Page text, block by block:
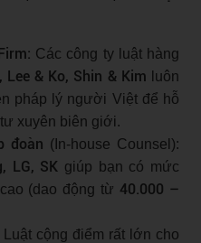
Các công ty luật hàng
Lee & Ko, Shin & Kim luôn
pháp lý người Việt để hỗ
xuyên biên giới.
đoàn (In-house Counsel):
LG, SK giúp bạn có mức
(dao động từ 40.000 –
cộng điểm rất lớn cho